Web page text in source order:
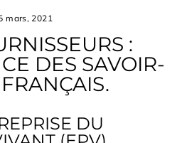
mars, 2021
:
DES SAVOIR-
DU